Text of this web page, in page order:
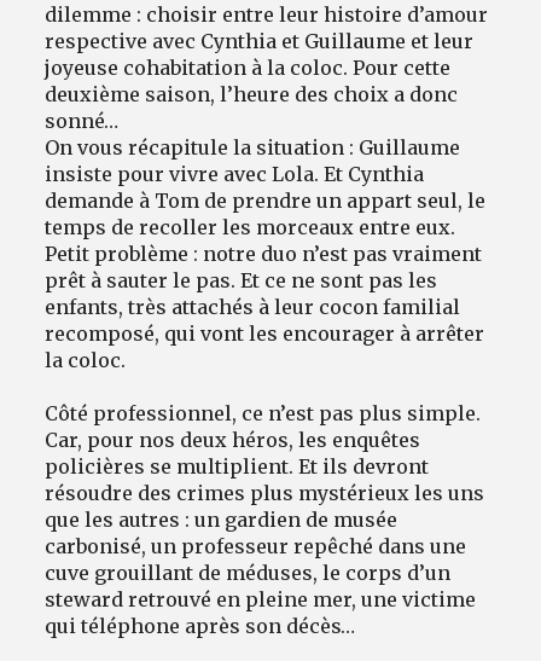
dilemme : choisir entre leur histoire d’amour
respective avec Cynthia et Guillaume et leur
joyeuse cohabitation à la coloc. Pour cette
deuxième saison, l’heure des choix a donc
sonné…
On vous récapitule la situation : Guillaume
insiste pour vivre avec Lola. Et Cynthia
demande à Tom de prendre un appart seul, le
temps de recoller les morceaux entre eux.
Petit problème : notre duo n’est pas vraiment
prêt à sauter le pas. Et ce ne sont pas les
enfants, très attachés à leur cocon familial
recomposé, qui vont les encourager à arrêter
la coloc.
Côté professionnel, ce n’est pas plus simple.
Car, pour nos deux héros, les enquêtes
policières se multiplient. Et ils devront
résoudre des crimes plus mystérieux les uns
que les autres : un gardien de musée
carbonisé, un professeur repêché dans une
cuve grouillant de méduses, le corps d’un
steward retrouvé en pleine mer, une victime
qui téléphone après son décès…